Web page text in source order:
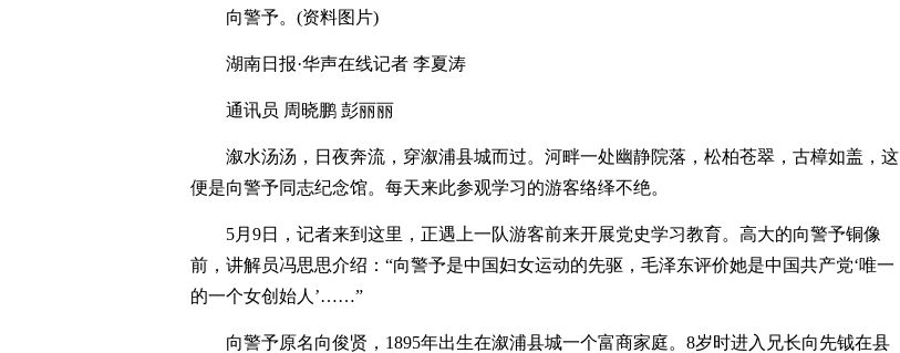
向警予。(资料图片)
湖南日报·华声在线记者 李夏涛
通讯员 周晓鹏 彭丽丽
溆水汤汤，日夜奔流，穿溆浦县城而过。河畔一处幽静院落，松柏苍翠，古樟如盖，这
便是向警予同志纪念馆。每天来此参观学习的游客络绎不绝。
5月9日，记者来到这里，正遇上一队游客前来开展党史学习教育。高大的向警予铜像
前，讲解员冯思思介绍：“向警予是中国妇女运动的先驱，毛泽东评价她是中国共产党‘唯一
的一个女创始人’……”
向警予原名向俊贤，1895年出生在溆浦县城一个富商家庭。8岁时进入兄长向先钺在县